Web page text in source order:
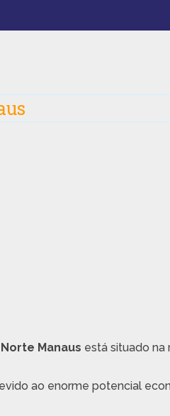
Manaus está situado na
ao enorme potencial